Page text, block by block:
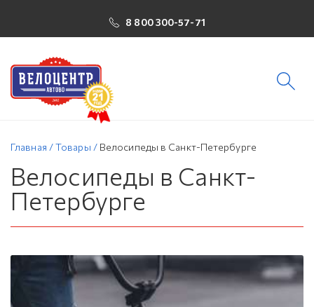
8 800 300-57-71
Главная /Товары / Велосипеды в Санкт-Петербурге
Велосипеды в Санкт-
Петербурге